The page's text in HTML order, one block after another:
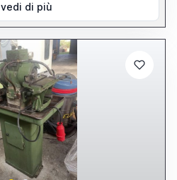
vedi di più